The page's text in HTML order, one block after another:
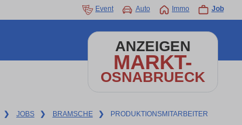
Event Auto Immo Job
ANZEIGEN
MARKT-
OSNABRUECK
❯ JOBS ❯ BRAMSCHE ❯ PRODUKTIONSMITARBEITER